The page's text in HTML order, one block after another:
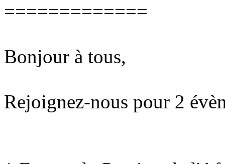
=============
Bonjour à tous,
Rejoignez-nous pour 2